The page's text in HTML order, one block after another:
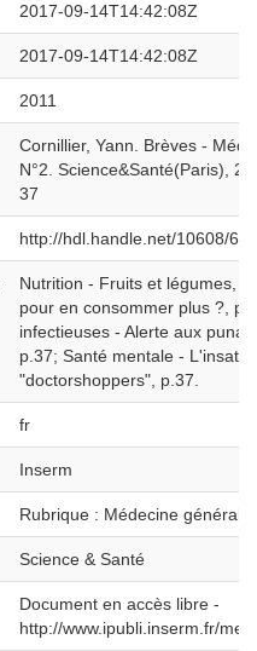
2017-09-14T14:42:08Z
2017-09-14T14:42:08Z
2011
Cornillier, Yann. Brèves -
N°2. Science&Santé(Paris),
37
http://hdl.handle.net/10608/
Nutrition - Fruits et légumes,
pour en consommer plus ?,
infectieuses - Alerte aux
p.37; Santé mentale -
"doctorshoppers", p.37.
fr
Inserm
Rubrique : Médecine générale
Science & Santé
Document en accès libre -
http://www.ipubli.inserm.fr/